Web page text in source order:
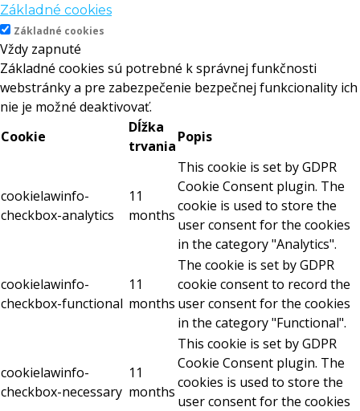
Základné cookies
Základné cookies
Vždy zapnuté
Základné cookies sú potrebné k správnej funkčnosti
webstránky a pre zabezpečenie bezpečnej funkcionality ich
nie je možné deaktivovať.
Cookie
Dĺžka
trvania
Popis
cookielawinfo-
checkbox-analytics
11
months
This cookie is set by GDPR
Cookie Consent plugin. The
cookie is used to store the
user consent for the cookies
in the category "Analytics".
cookielawinfo-
checkbox-functional
11
months
The cookie is set by GDPR
cookie consent to record the
user consent for the cookies
in the category "Functional".
cookielawinfo-
checkbox-necessary
11
months
This cookie is set by GDPR
Cookie Consent plugin. The
cookies is used to store the
user consent for the cookies